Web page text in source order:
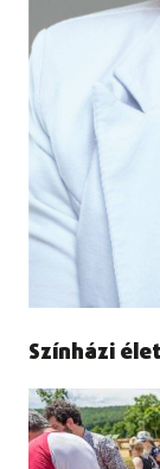
Színházi